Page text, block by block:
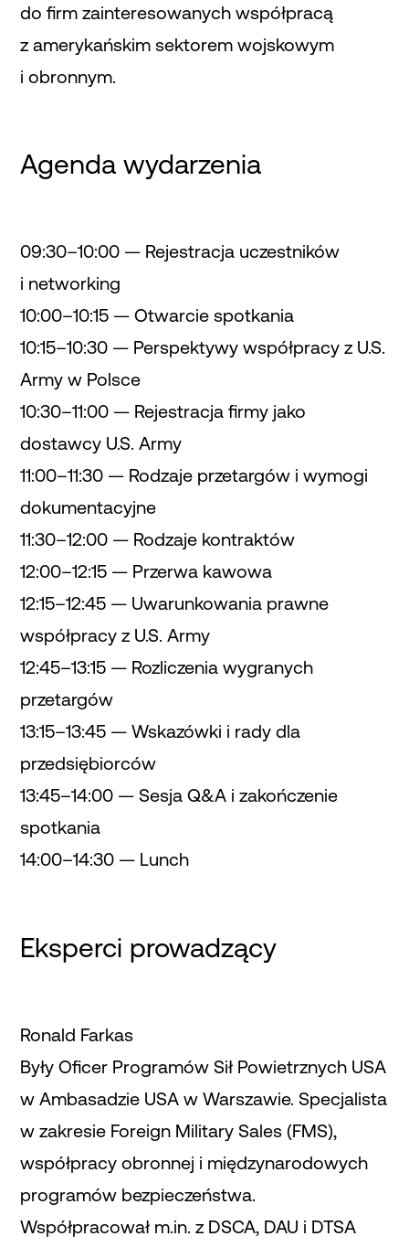
do firm zainteresowanych współpracą
z amerykańskim sektorem wojskowym
i obronnym.
Agenda wydarzenia
09:30–10:00 — Rejestracja uczestników
i networking
10:00–10:15 — Otwarcie spotkania
10:15–10:30 — Perspektywy współpracy z U.S.
Army w Polsce
10:30–11:00 — Rejestracja firmy jako
dostawcy U.S. Army
11:00–11:30 — Rodzaje przetargów i wymogi
dokumentacyjne
11:30–12:00 — Rodzaje kontraktów
12:00–12:15 — Przerwa kawowa
12:15–12:45 — Uwarunkowania prawne
współpracy z U.S. Army
12:45–13:15 — Rozliczenia wygranych
przetargów
13:15–13:45 — Wskazówki i rady dla
przedsiębiorców
13:45–14:00 — Sesja Q&A i zakończenie
spotkania
14:00–14:30 — Lunch
Eksperci prowadzący
Ronald Farkas
Były Oficer Programów Sił Powietrznych USA
w Ambasadzie USA w Warszawie. Specjalista
w zakresie Foreign Military Sales (FMS),
współpracy obronnej i międzynarodowych
programów bezpieczeństwa.
Współpracował m.in. z DSCA, DAU i DTSA